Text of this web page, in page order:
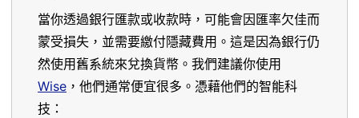
當你透過銀行匯款或收款時，可能會因匯率欠佳而
蒙受損失，並需要繳付隱藏費用。這是因為銀行仍
然使用舊系統來兌換貨幣。我們建議你使用
Wise ，他們通常便宜很多。憑藉他們的智能科
技：